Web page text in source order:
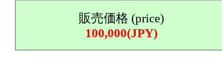
販売価格 (price)
100,000(JPY)